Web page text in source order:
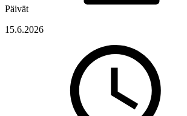
Päivät
15.6.2026